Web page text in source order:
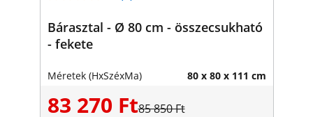
Bárasztal - Ø 80 cm - összecsukható
- fekete
Méretek (HxSzéxMa) 80 x 80 x 111 cm
83 270 Ft85 850 Ft